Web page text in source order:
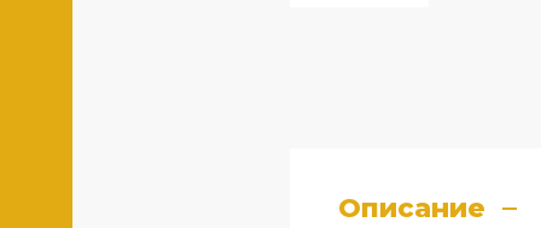
Описание